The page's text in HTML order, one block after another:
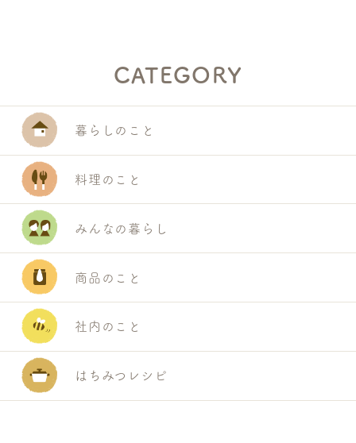
CATEGORY
暮らしのこと
料理のこと
みんなの暮らし
商品のこと
社内のこと
はちみつレシピ